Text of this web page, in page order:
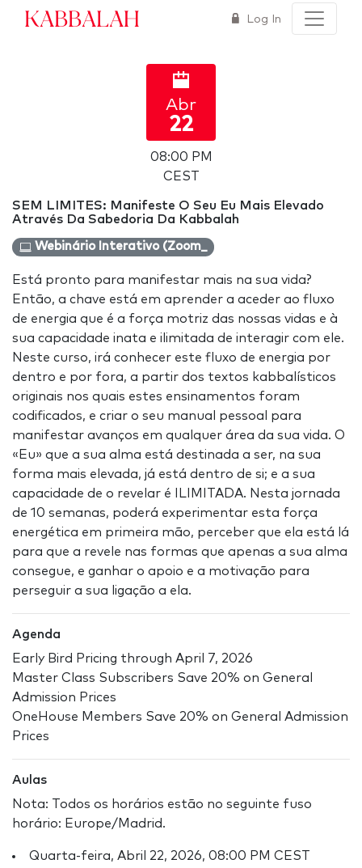
Kabbalah Log In
Abr
22
08:00 PM
CEST
SEM LIMITES: Manifeste O Seu Eu Mais Elevado
Através Da Sabedoria Da Kabbalah
Webinário Interativo (Zoom_
Está pronto para manifestar mais na sua vida?
Então, a chave está em aprender a aceder ao fluxo
de energia que é a força motriz das nossas vidas e à
sua capacidade inata e ilimitada de interagir com ele.
Neste curso, irá conhecer este fluxo de energia por
dentro e por fora, a partir dos textos kabbalísticos
originais nos quais estes ensinamentos foram
codificados, e criar o seu manual pessoal para
manifestar avanços em qualquer área da sua vida. O
«Eu» que a sua alma está destinada a ser, na sua
forma mais elevada, já está dentro de si; e a sua
capacidade de o revelar é ILIMITADA. Nesta jornada
de 10 semanas, poderá experimentar esta força
energética em primeira mão, perceber que ela está lá
para que a revele nas formas que apenas a sua alma
consegue, e ganhar o apoio e a motivação para
perseguir a sua ligação a ela.
Agenda
Early Bird Pricing through April 7, 2026
Master Class Subscribers Save 20% on General
Admission Prices
OneHouse Members Save 20% on General Admission
Prices
Aulas
Nota: Todos os horários estão no seguinte fuso
horário: Europe/Madrid.
Quarta-feira, Abril 22, 2026, 08:00 PM CEST